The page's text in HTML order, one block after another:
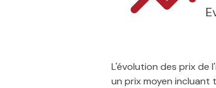
L'évolution des prix de
un prix moyen